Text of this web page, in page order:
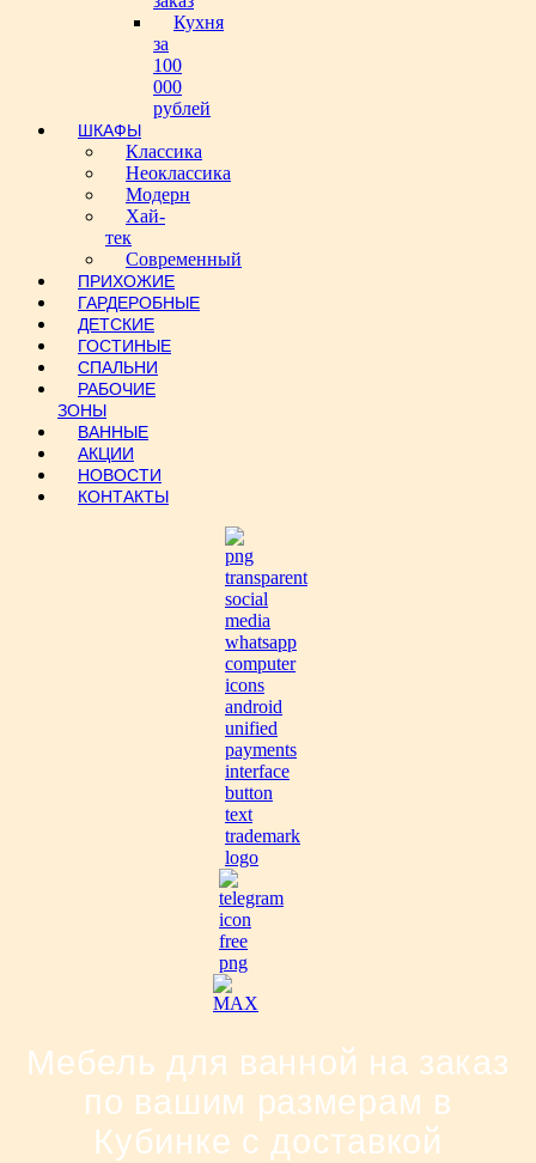
Кухня
за
100
000
рублей
ШКАФЫ
Классика
Неоклассика
Модерн
Хай-
тек
Современный
ПРИХОЖИЕ
ГАРДЕРОБНЫЕ
ДЕТСКИЕ
ГОСТИНЫЕ
СПАЛЬНИ
РАБОЧИЕ
ЗОНЫ
ВАННЫЕ
АКЦИИ
НОВОСТИ
КОНТАКТЫ
Мебель для ванной на заказ
по вашим размерам в
Кубинке с доставкой